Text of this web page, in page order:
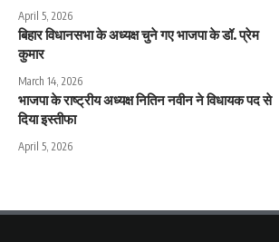
April 5, 2026
बिहार विधानसभा के अध्यक्ष चुने गए भाजपा के डॉ. प्रेम
कुमार
March 14, 2026
भाजपा के राष्ट्रीय अध्यक्ष नितिन नवीन ने विधायक पद से
दिया इस्तीफा
April 5, 2026